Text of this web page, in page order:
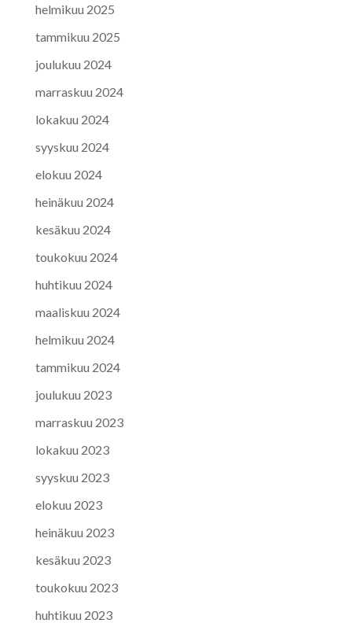
helmikuu 2025
tammikuu 2025
joulukuu 2024
marraskuu 2024
lokakuu 2024
syyskuu 2024
elokuu 2024
heinäkuu 2024
kesäkuu 2024
toukokuu 2024
huhtikuu 2024
maaliskuu 2024
helmikuu 2024
tammikuu 2024
joulukuu 2023
marraskuu 2023
lokakuu 2023
syyskuu 2023
elokuu 2023
heinäkuu 2023
kesäkuu 2023
toukokuu 2023
huhtikuu 2023